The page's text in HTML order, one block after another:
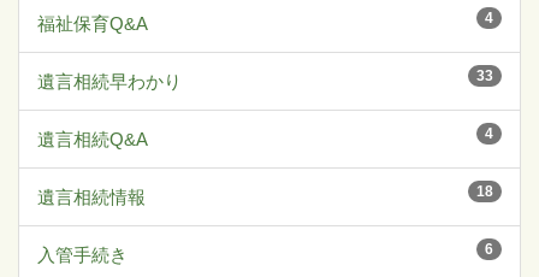
4
福祉保育Q&A
33
遺言相続早わかり
4
遺言相続Q&A
18
遺言相続情報
6
入管手続き